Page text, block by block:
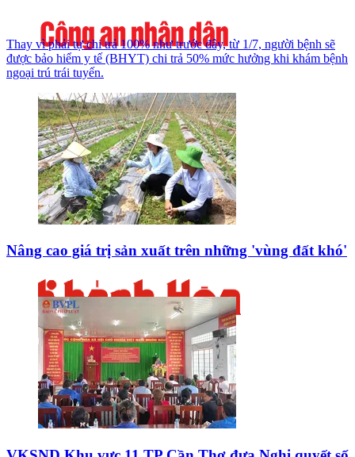
Thay vì phải tự chi trả 100% như trước đây, từ 1/7, người bệnh sẽ
được bảo hiểm y tế (BHYT) chi trả 50% mức hưởng khi khám bệnh
ngoại trú trái tuyến.
Nâng cao giá trị sản xuất trên những 'vùng đất khó'